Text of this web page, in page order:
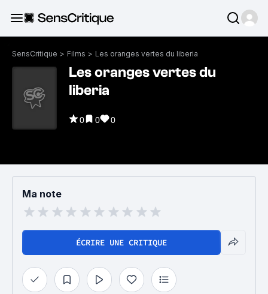
SensCritique > Films > Les oranges vertes du liberia
Les oranges vertes du
liberia
0 0 0
Ma note
ÉCRIRE UNE CRITIQUE